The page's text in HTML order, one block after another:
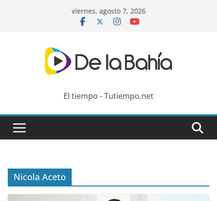
viernes, agosto 7, 2026
El tiempo - Tutiempo.net
Nicola Aceto